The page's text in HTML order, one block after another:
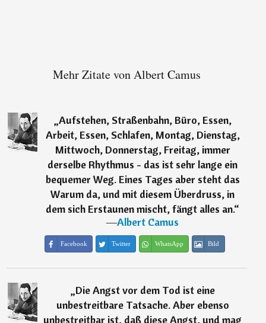
Mehr Zitate von Albert Camus
„Aufstehen, Straßenbahn, Büro, Essen,
Arbeit, Essen, Schlafen, Montag, Dienstag,
Mittwoch, Donnerstag, Freitag, immer
derselbe Rhythmus - das ist sehr lange ein
bequemer Weg. Eines Tages aber steht das
Warum da, und mit diesem Überdruss, in
dem sich Erstaunen mischt, fängt alles an.“
―Albert Camus
Facebook Twitter WhatsApp Bild
„Die Angst vor dem Tod ist eine
unbestreitbare Tatsache. Aber ebenso
unbestreitbar ist, daß diese Angst, und mag